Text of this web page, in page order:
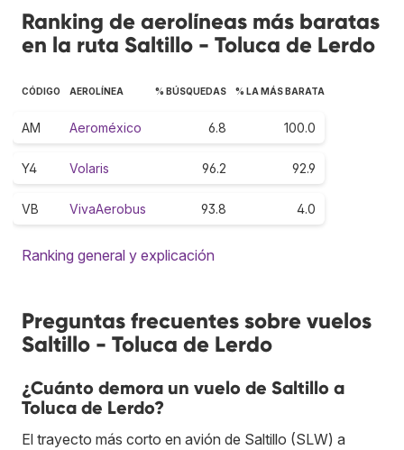
Ranking de aerolíneas más baratas
en la ruta Saltillo - Toluca de Lerdo
CÓDIGO AEROLÍNEA % BÚSQUEDAS % LA MÁS BARATA
AM Aeroméxico 6.8 100.0
Y4 Volaris 96.2 92.9
VB VivaAerobus 93.8 4.0
Ranking general y explicación
Preguntas frecuentes sobre vuelos
Saltillo - Toluca de Lerdo
¿Cuánto demora un vuelo de Saltillo a
Toluca de Lerdo?
El trayecto más corto en avión de Saltillo (SLW) a